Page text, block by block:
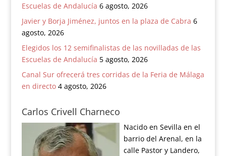
Escuelas de Andalucía 6 agosto, 2026
Javier y Borja Jiménez, juntos en la plaza de Cabra 6
agosto, 2026
Elegidos los 12 semifinalistas de las novilladas de las
Escuelas de Andalucía 5 agosto, 2026
Canal Sur ofrecerá tres corridas de la Feria de Málaga
en directo 4 agosto, 2026
Carlos Crivell Charneco
Nacido en Sevilla en el
barrio del Arenal, en la
calle Pastor y Landero,